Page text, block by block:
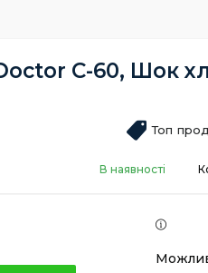
C-60, Шок
Топ
В наявності